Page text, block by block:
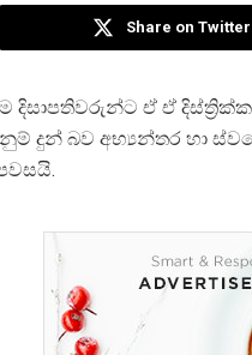
Share on Twitter
දිසාපතිවරුන්ට ඒ ඒ
දුන් බව අභ්‍යන්තර හා